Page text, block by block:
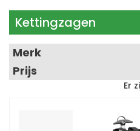
Kettingzagen
Merk
Prijs
Er